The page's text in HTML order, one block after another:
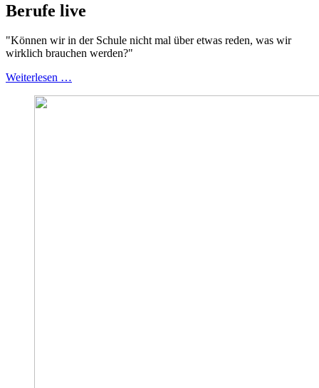
Berufe live
"Können wir in der Schule nicht mal über etwas reden, was wir
wirklich brauchen werden?"
Weiterlesen …